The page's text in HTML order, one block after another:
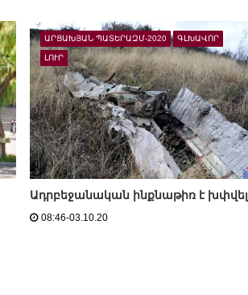
ԱՐՑԱԽՅԱՆ ՊԱՏԵՐԱԶՄ-2020 ԳԼԽԱՎՈՐ
ԼՈՒՐ
Ադրբեջանական ինքնաթիռ է խփվել
08:46-03.10.20